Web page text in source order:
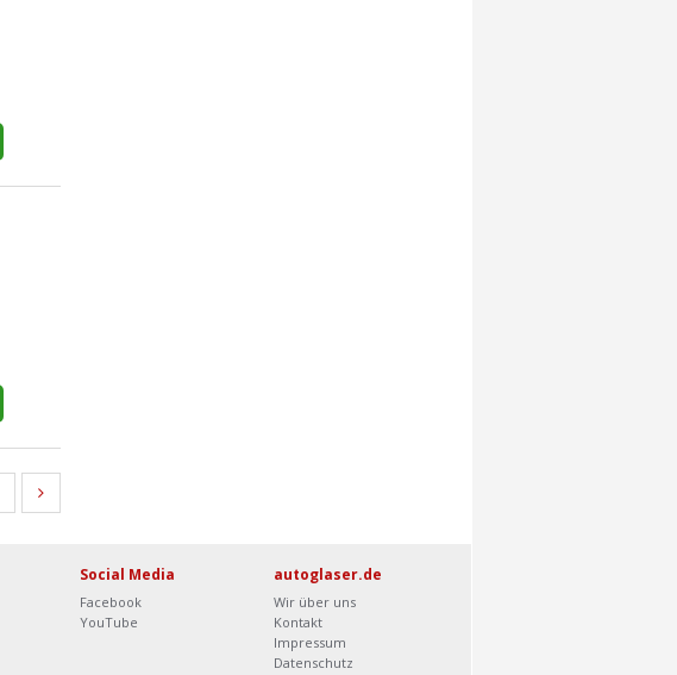
Social Media
Facebook
YouTube
autoglaser.de
Wir über uns
Kontakt
Impressum
Datenschutz